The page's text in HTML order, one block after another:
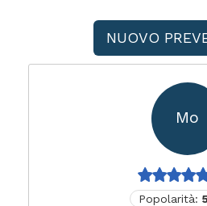
NUOVO
Mo
Popolarità: